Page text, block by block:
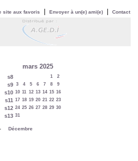
site aux favoris Envoyer à un(e) ami(e) Contact
mars 2025
s8 1 2
s9 3 4 5 6 7 8 9
s10 10 11 12 13 14 15 16
s11 17 18 19 20 21 22 23
s12 24 25 26 27 28 29 30
s13 31
Décembre